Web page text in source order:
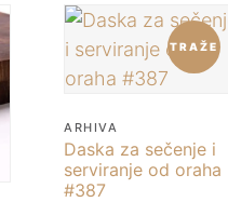
TRAŽE
ARHIVA
Daska za sečenje i
serviranje od oraha
#387